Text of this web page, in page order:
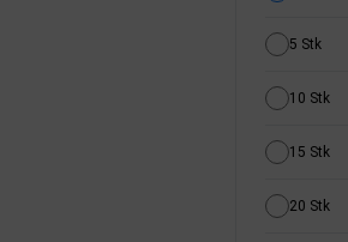
5 Stk
10 Stk
15 Stk
20 Stk